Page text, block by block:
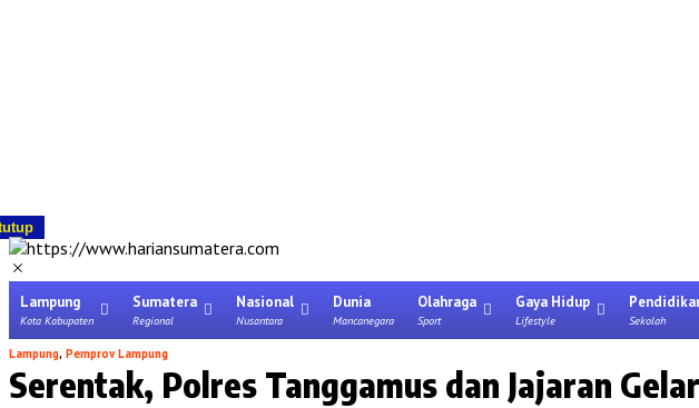
Lampung
Kota Kabupaten
Sumatera
Regional
Nasional
Nusantara
Dunia
Mancanegara
Olahraga
Sport
Gaya Hidup
Lifestyle Sekolah
Lampung, Pemprov Lampung
Serentak, Polres Tanggamus dan Jajaran